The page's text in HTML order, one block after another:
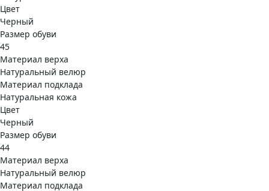
Цвет
Черный
Размер обуви
45
Материал верха
Натуральный велюр
Материал подклада
Натуральная кожа
Цвет
Черный
Размер обуви
44
Материал верха
Натуральный велюр
Материал подклада